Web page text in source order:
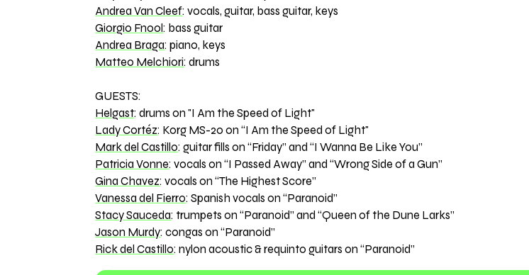
Andrea Van Cleef: vocals, guitar, bass guitar, keys
Giorgio Fnool: bass guitar
Andrea Braga: piano, keys
Matteo Melchiori: drums
GUESTS:
Helgast: drums on "I Am the Speed of Light"
Lady Cortéz: Korg MS-20 on “I Am the Speed of Light"
Mark del Castillo: guitar fills on “Friday” and “I Wanna Be Like You”
Patricia Vonne: vocals on “I Passed Away” and “Wrong Side of a Gun”
Gina Chavez: vocals on “The Highest Score”
Vanessa del Fierro: Spanish vocals on “Paranoid”
Stacy Sauceda: trumpets on “Paranoid” and “Queen of the Dune Larks”
Jason Murdy: congas on “Paranoid”
Rick del Castillo: nylon acoustic & requinto guitars on “Paranoid”